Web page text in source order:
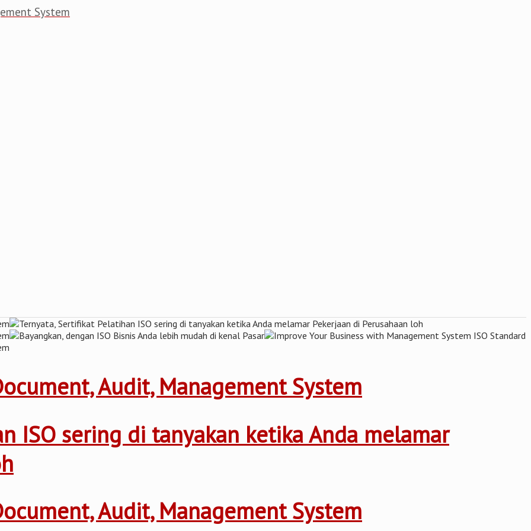
System
Audit, Management System
ISO sering di tanyakan ketika Anda melamar
Audit, Management System